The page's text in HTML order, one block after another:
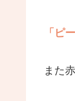
「ピ
また